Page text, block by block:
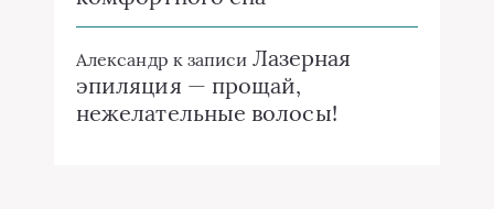
Александр к записи Лазерная
эпиляция — прощай,
нежелательные волосы!